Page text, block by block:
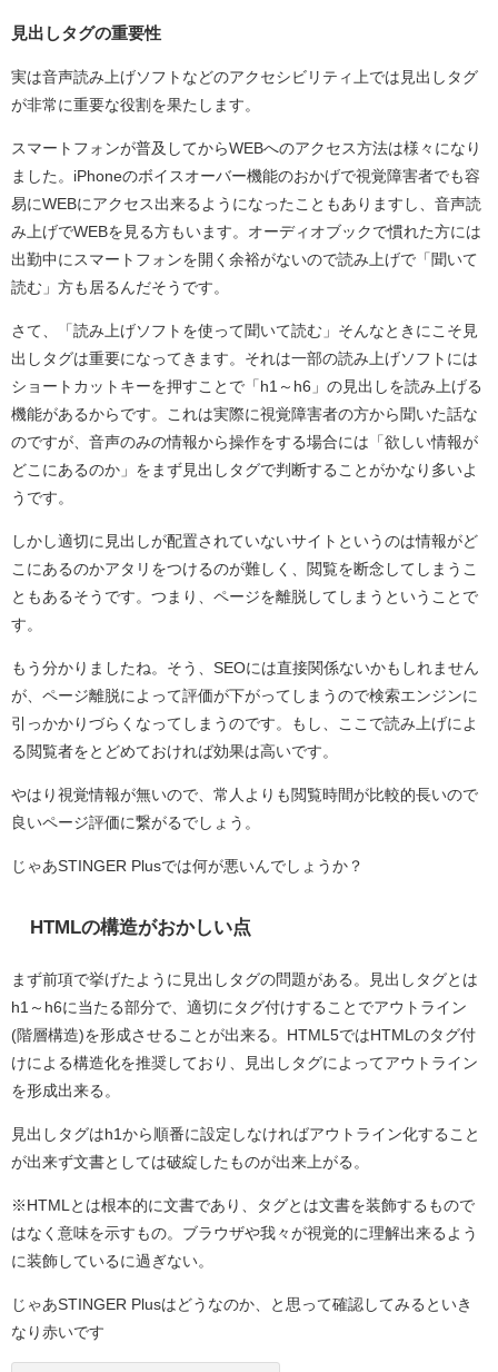
見出しタグの重要性
実は音声読み上げソフトなどのアクセシビリティ上では見出しタグ
が非常に重要な役割を果たします。
スマートフォンが普及してからWEBへのアクセス方法は様々になり
ました。iPhoneのボイスオーバー機能のおかげで視覚障害者でも容
易にWEBにアクセス出来るようになったこともありますし、音声読
み上げでWEBを見る方もいます。オーディオブックで慣れた方には
出勤中にスマートフォンを開く余裕がないので読み上げで「聞いて
読む」方も居るんだそうです。
さて、「読み上げソフトを使って聞いて読む」そんなときにこそ見
出しタグは重要になってきます。それは一部の読み上げソフトには
ショートカットキーを押すことで「h1～h6」の見出しを読み上げる
機能があるからです。これは実際に視覚障害者の方から聞いた話な
のですが、音声のみの情報から操作をする場合には「欲しい情報が
どこにあるのか」をまず見出しタグで判断することがかなり多いよ
うです。
しかし適切に見出しが配置されていないサイトというのは情報がど
こにあるのかアタリをつけるのが難しく、閲覧を断念してしまうこ
ともあるそうです。つまり、ページを離脱してしまうということで
す。
もう分かりましたね。そう、SEOには直接関係ないかもしれません
が、ページ離脱によって評価が下がってしまうので検索エンジンに
引っかかりづらくなってしまうのです。もし、ここで読み上げによ
る閲覧者をとどめておければ効果は高いです。
やはり視覚情報が無いので、常人よりも閲覧時間が比較的長いので
良いページ評価に繋がるでしょう。
じゃあSTINGER Plusでは何が悪いんでしょうか？
HTMLの構造がおかしい点
まず前項で挙げたように見出しタグの問題がある。見出しタグとは
h1～h6に当たる部分で、適切にタグ付けすることでアウトライン
(階層構造)を形成させることが出来る。HTML5ではHTMLのタグ付
けによる構造化を推奨しており、見出しタグによってアウトライン
を形成出来る。
見出しタグはh1から順番に設定しなければアウトライン化すること
が出来ず文書としては破綻したものが出来上がる。
※HTMLとは根本的に文書であり、タグとは文書を装飾するもので
はなく意味を示すもの。ブラウザや我々が視覚的に理解出来るよう
に装飾しているに過ぎない。
じゃあSTINGER Plusはどうなのか、と思って確認してみると いき
なり赤いです